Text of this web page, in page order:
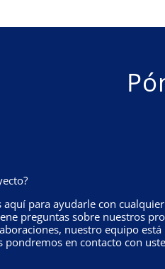
aquí para ayudarle con
preguntas sobre nuestros
nuestro equipo
en contacto con